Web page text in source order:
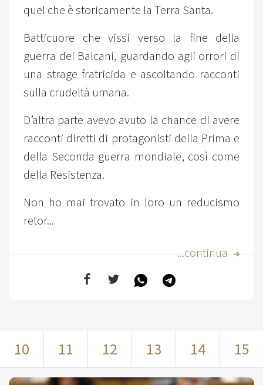
quel che è storicamente la Terra Santa.
Batticuore che vissi verso la fine della
guerra dei Balcani, guardando agli orrori di
una strage fratricida e ascoltando racconti
sulla crudeltà umana.
D’altra parte avevo avuto la chance di avere
racconti diretti di protagonisti della Prima e
della Seconda guerra mondiale, così come
della Resistenza.
Non ho mai trovato in loro un reducismo
retor...
...continua
10 11 12 13 14 15